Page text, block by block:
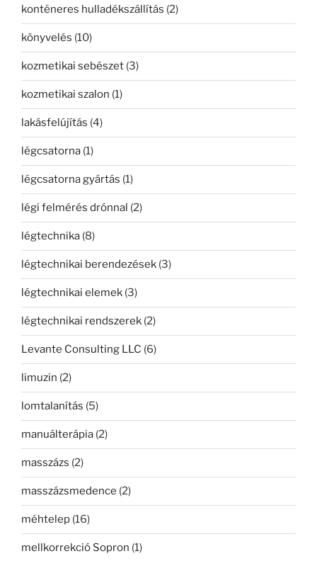
konténeres hulladékszállítás (2)
könyvelés (10)
kozmetikai sebészet (3)
kozmetikai szalon (1)
lakásfelújítás (4)
légcsatorna (1)
légcsatorna gyártás (1)
légi felmérés drónnal (2)
légtechnika (8)
légtechnikai berendezések (3)
légtechnikai elemek (3)
légtechnikai rendszerek (2)
Levante Consulting LLC (6)
limuzin (2)
lomtalanítás (5)
manuálterápia (2)
masszázs (2)
masszázsmedence (2)
méhtelep (16)
mellkorrekció Sopron (1)